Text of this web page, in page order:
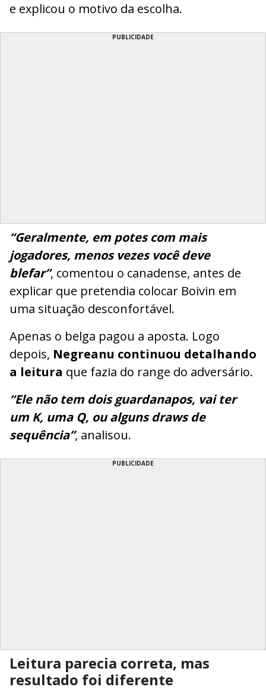
e explicou o motivo da escolha.
PUBLICIDADE
“Geralmente, em potes com mais
jogadores, menos vezes você deve
blefar”, comentou o canadense, antes de
explicar que pretendia colocar Boivin em
uma situação desconfortável.
Apenas o belga pagou a aposta. Logo
depois, Negreanu continuou detalhando
a leitura que fazia do range do adversário.
“Ele não tem dois guardanapos, vai ter
um K, uma Q, ou alguns draws de
sequência”, analisou.
PUBLICIDADE
Leitura parecia correta, mas
resultado foi diferente